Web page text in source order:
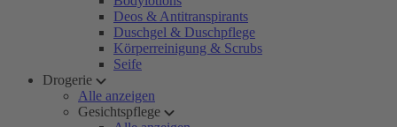
Deos & Antitranspirants
Duschgel & Duschpflege
Körperreinigung & Scrubs
Seife
Drogerie
Alle anzeigen
Gesichtspflege